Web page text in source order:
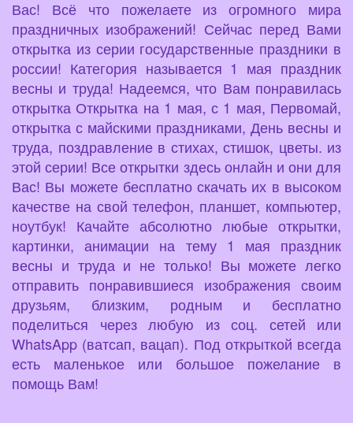
Вас! Всё что пожелаете из огромного мира
праздничных изображений! Сейчас перед Вами
открытка из серии государственные праздники в
россии! Категория называется 1 мая праздник
весны и труда! Надеемся, что Вам понравилась
открытка Открытка на 1 мая, с 1 мая, Первомай,
открытка с майскими праздниками, День весны и
труда, поздравление в стихах, стишок, цветы. из
этой серии! Все открытки здесь онлайн и они для
Вас! Вы можете бесплатно скачать их в высоком
качестве на свой телефон, планшет, компьютер,
ноутбук! Качайте абсолютно любые открытки,
картинки, анимации на тему 1 мая праздник
весны и труда и не только! Вы можете легко
отправить понравившиеся изображения своим
друзьям, близким, родным и бесплатно
поделиться через любую из соц. сетей или
WhatsApp (ватсап, вацап). Под открыткой всегда
есть маленькое или большое пожелание в
помощь Вам!